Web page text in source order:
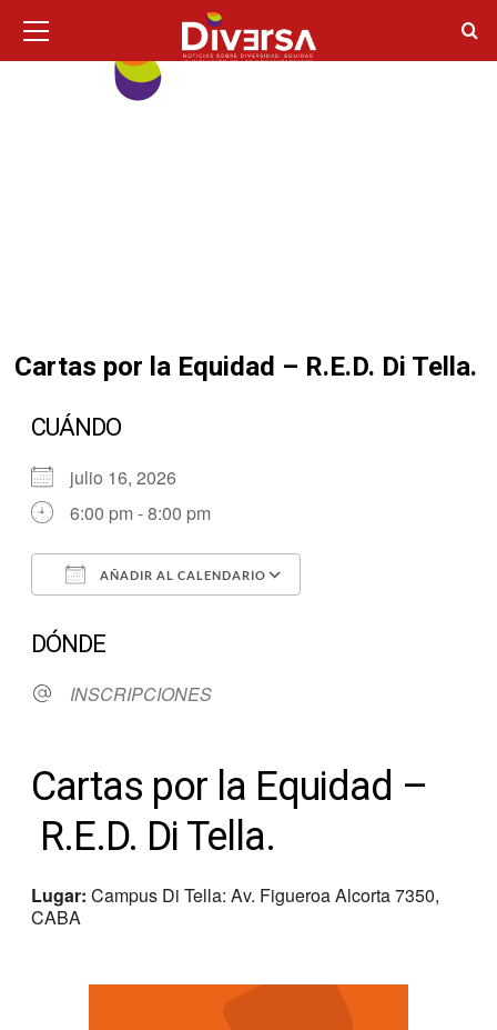
contenido
principal
Cartas por la Equidad – R.E.D. Di Tella.
CUÁNDO
julio 16, 2026
6:00 pm - 8:00 pm
AÑADIR AL CALENDARIO
DÓNDE
INSCRIPCIONES
Cartas por la Equidad –
R.E.D. Di Tella.
Lugar: Campus Di Tella: Av. Figueroa Alcorta 7350,
CABA